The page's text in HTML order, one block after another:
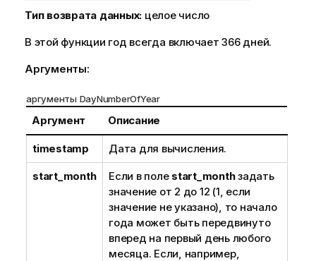
Тип возврата данных: целое число
В этой функции год всегда включает 366 дней.
Аргументы:
аргументы DayNumberOfYear
Аргумент Описание
timestamp Дата для вычисления.
start_month Если в поле start_monthзадать
значение от 2 до 12 (1, если
значение не указано), то начало
года может быть передвинуто
вперед на первый день любого
месяца. Если, например,